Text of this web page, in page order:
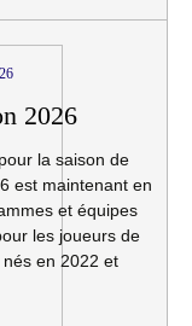
2026
la saison de
est maintenant en
et équipes
les joueurs de
en 2022 et